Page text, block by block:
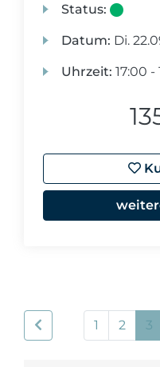
Status:
Datum: Di.
Uhrzeit: 17:00 -
1 2 3